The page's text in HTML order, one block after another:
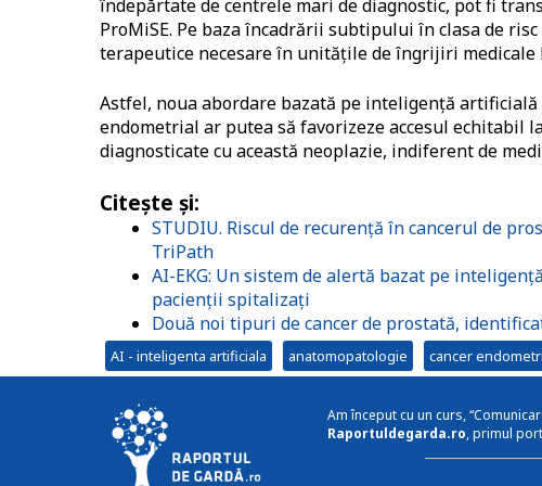
îndepărtate de centrele mari de diagnostic, pot fi
ProMiSE. Pe baza încadrării subtipului în clasa de
terapeutice necesare în unităţile de îngrijiri medicale
Astfel, noua abordare bazată pe inteligenţă
endometrial ar putea să favorizeze accesul
diagnosticate cu această neoplazie, indiferent de
Citeşte şi:
STUDIU. Riscul de recurență în cancerul de
TriPath
AI-EKG: Un sistem de alertă bazat pe
pacienții spitalizați
Două noi tipuri de cancer de prostată,
AI - inteligenta artificiala anatomopatologie cancer
Am început cu un curs,
Raportuldegarda.ro, primul